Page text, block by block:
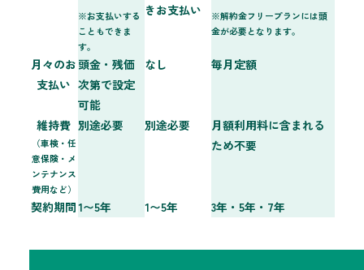
※お支払いする
こともできま
す。
きお支払い
※解約金フリープランには頭
金が必要となります。
月々のお
支払い
頭金・残価
次第で設定
可能
なし 毎月定額
維持費
（車検・任
意保険・メ
ンテナンス
費用など）
別途必要 別途必要
月額利用料に含まれる
ため不要
契約期間1〜5年 1〜5年 3年・5年・7年